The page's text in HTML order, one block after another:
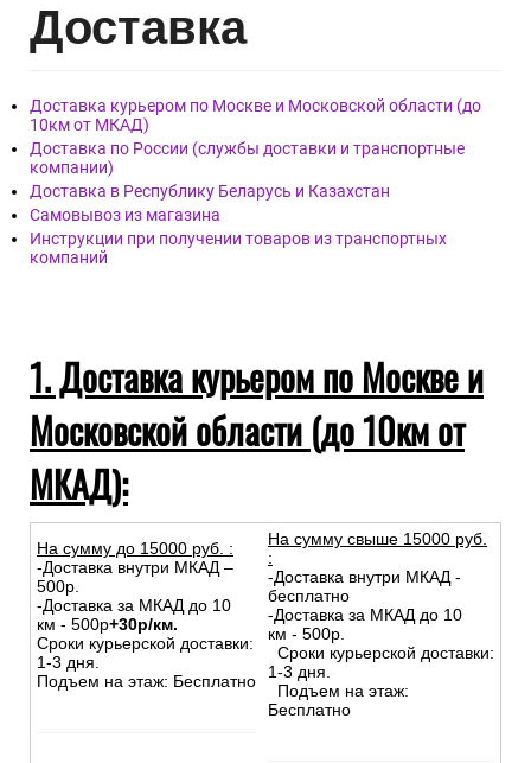
Доставка
Доставка курьером по Москве и Московской области (до
10км от МКАД)
Доставка по России (службы доставки и транспортные
компании)
Доставка в Республику Беларусь и Казахстан
Самовывоз из магазина
Инструкции при получении товаров из транспортных
компаний
1. Доставка курьером по Москве и
Московской области (до 10км от
МКАД):
На сумму до 15000 руб. :
-Доставка внутри МКАД –
500р.
-Доставка за МКАД до 10
км - 500р+30р/км.
Сроки курьерской доставки:
1-3 дня.
Подъем на этаж: Бесплатно
На сумму свыше 15000 руб.
:
-Доставка внутри МКАД -
бесплатно
-Доставка за МКАД до 10
км - 500р.
Сроки курьерской доставки:
1-3 дня.
Подъем на этаж:
Бесплатно